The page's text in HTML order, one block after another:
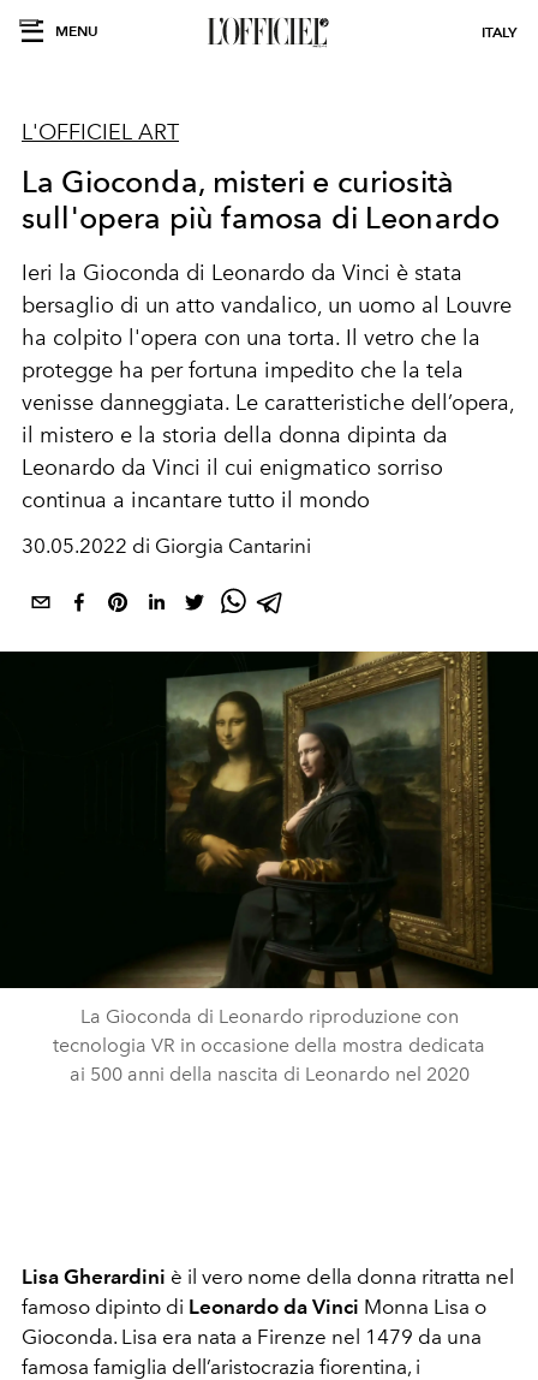
MENU ITALY
L'OFFICIEL ART
La Gioconda, misteri e curiosità
sull'opera più famosa di Leonardo
Ieri la Gioconda di Leonardo da Vinci è stata
bersaglio di un atto vandalico, un uomo al Louvre
ha colpito l'opera con una torta. Il vetro che la
protegge ha per fortuna impedito che la tela
venisse danneggiata. Le caratteristiche dell’opera,
il mistero e la storia della donna dipinta da
Leonardo da Vinci il cui enigmatico sorriso
continua a incantare tutto il mondo
30.05.2022 di Giorgia Cantarini
La Gioconda di Leonardo riproduzione con
tecnologia VR in occasione della mostra dedicata
ai 500 anni della nascita di Leonardo nel 2020
Lisa Gherardini è il vero nome della donna ritratta nel
famoso dipinto di Leonardo da Vinci Monna Lisa o
Gioconda. Lisa era nata a Firenze nel 1479 da una
famosa famiglia dell’aristocrazia fiorentina, i